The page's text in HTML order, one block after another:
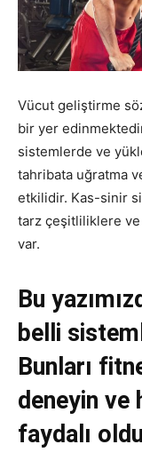
Vücut geliştirme
bir yer
sistemlerde ve
tahribata uğratma
etkilidir. Kas-sinir
tarz çeşitliliklere
var.
Bu
belli
Bunları
deneyin ve
faydalı